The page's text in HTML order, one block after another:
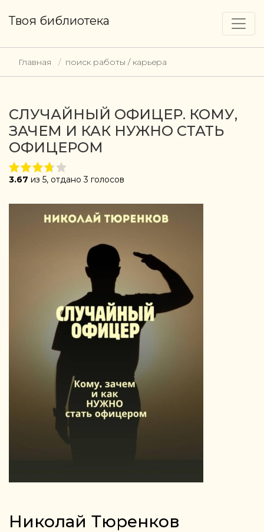
Твоя библиотека
Главная поиск работы / карьера
СЛУЧАЙНЫЙ ОФИЦЕР. КОМУ,
ЗАЧЕМ И КАК НУЖНО СТАТЬ
ОФИЦЕРОМ
3.67 из 5, отдано 3 голосов
Николай Тюренков